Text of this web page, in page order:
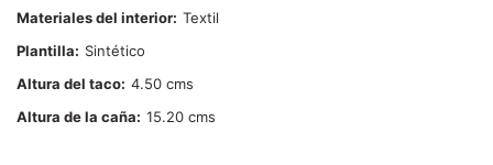
Materiales del interior Textil
Plantilla
Sintético
Altura del taco 4.50
Altura de la caña
15.20